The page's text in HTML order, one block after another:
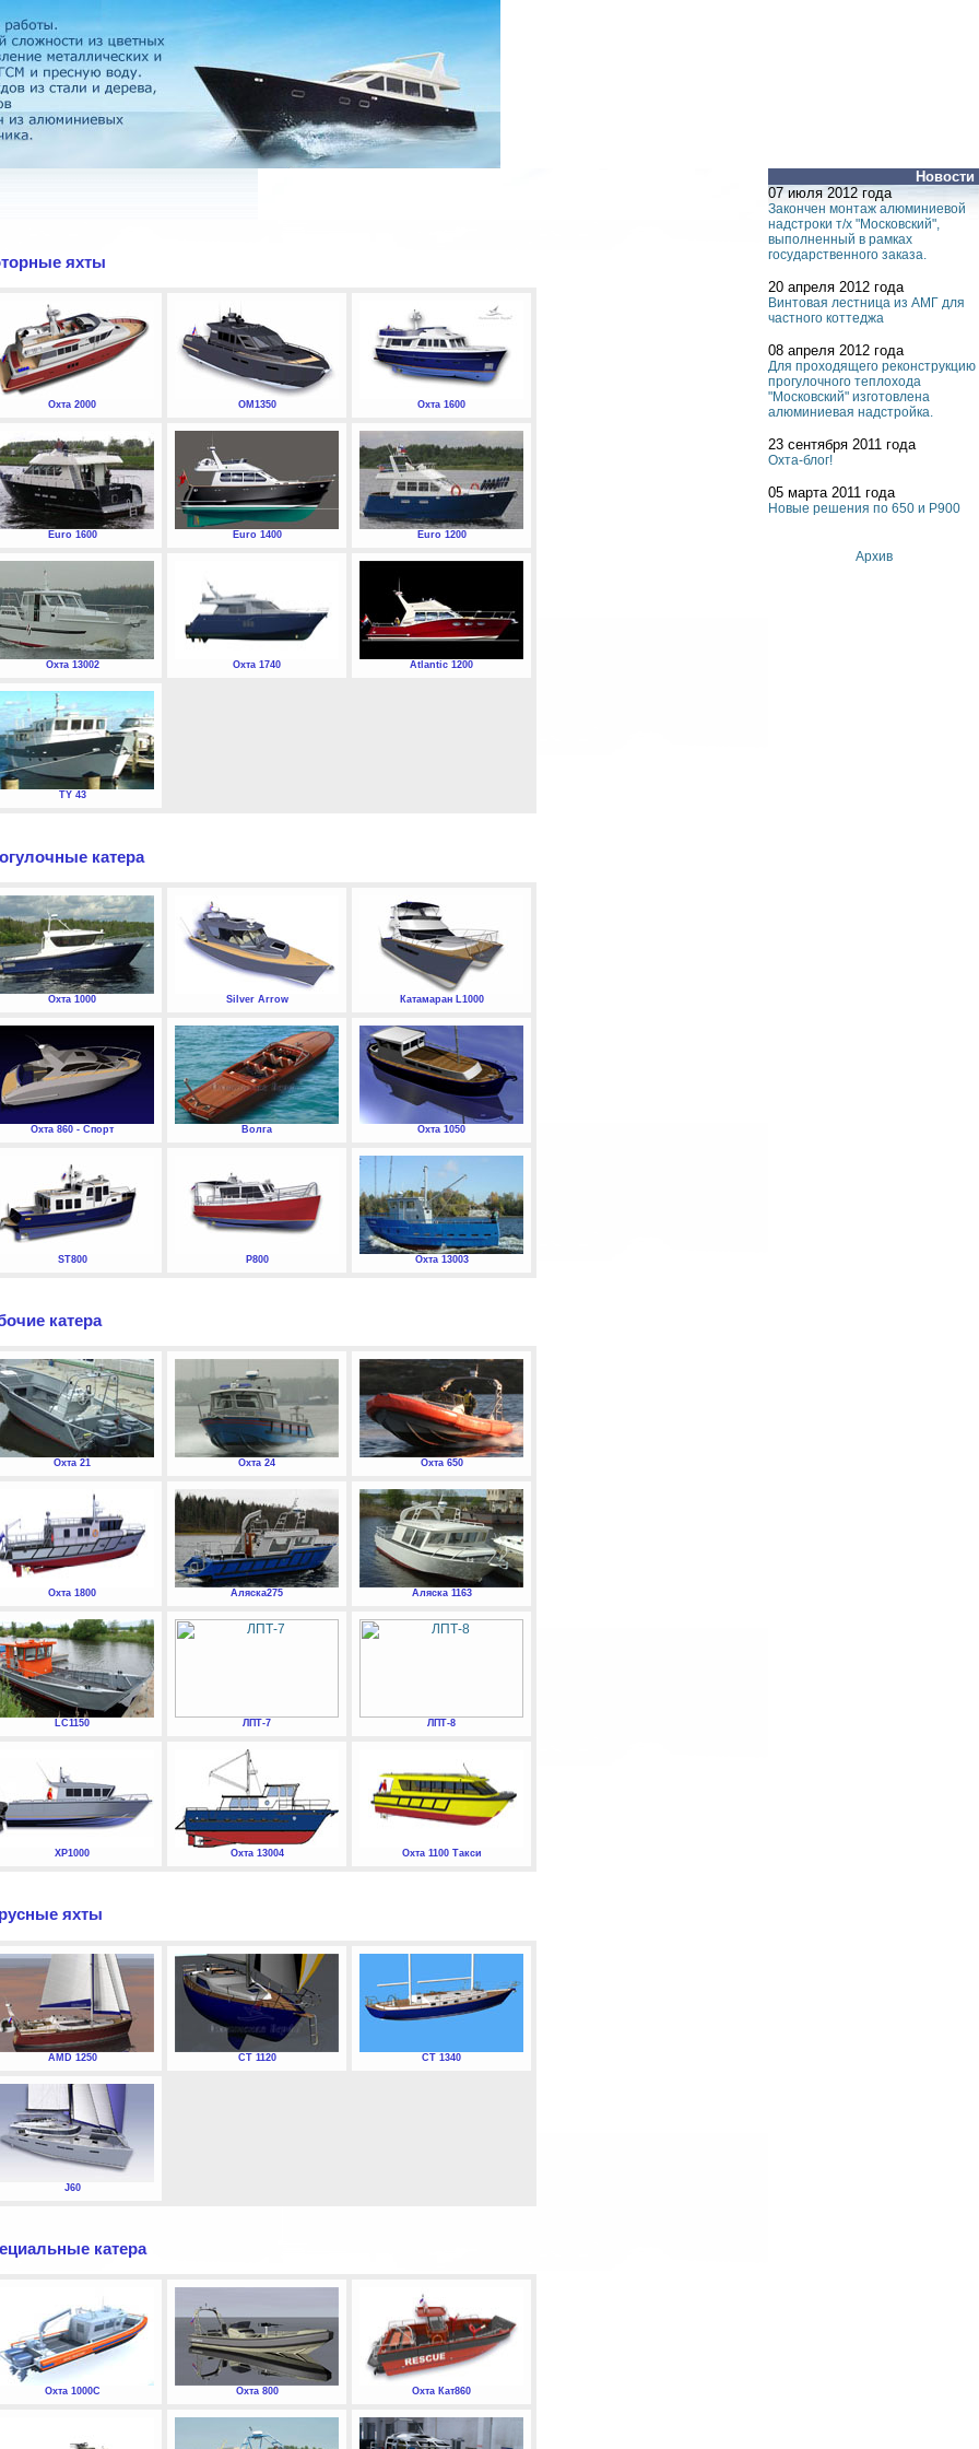
Новости
07 июля 2012 года
Закончен монтаж алюминиевой
надстроки т/х "Московский",
выполненный в рамках
государственного заказа.
20 апреля 2012 года
Винтовая лестница из АМГ для
частного коттеджа
08 апреля 2012 года
Для проходящего реконструкцию
прогулочного теплохода
"Московский" изготовлена
алюминиевая надстройка.
23 сентября 2011 года
Охта-блог!
05 марта 2011 года
Новые решения по 650 и P900
Архив
яхты
Охта 2000 ОМ1350 Охта 1600
Euro 1600 Euro 1400 Euro 1200
Охта 13002 Охта 1740 Atlantic 1200
TY 43
катера
Охта 1000 Silver Arrow Катамаран L1000
Охта 860 - Спорт Волга Охта 1050
ST800 P800 Охта 13003
катера
Охта 21 Охта 24 Охта 650
Охта 1800 Аляска275 Аляска 1163
LC1150 ЛПТ-7 ЛПТ-8
XP1000 Охта 13004 Охта 1100 Такси
яхты
AMD 1250 СТ 1120 СТ 1340
J60
катера
Охта 1000С Охта 800 Охта Кат860